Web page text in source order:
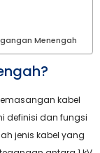
Menengah
kabel
definisi dan fungsi
jenis kabel yang